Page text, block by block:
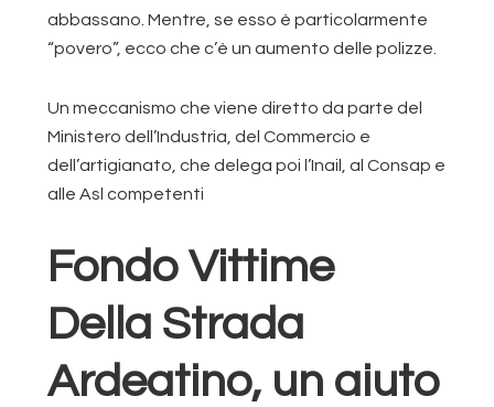
abbassano. Mentre, se esso è particolarmente
“povero”, ecco che c’è un aumento delle polizze.
Un meccanismo che viene diretto da parte del
Ministero dell’Industria, del Commercio e
dell’artigianato, che delega poi l’Inail, al Consap e
alle Asl competenti
Fondo Vittime
Della Strada
Ardeatino, un aiuto